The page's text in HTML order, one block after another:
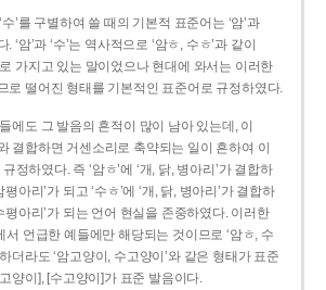
수’를 구별하여 쓸 때의 기본적 표준어는 ‘암’과
‘암’과 ‘수’는 역사적으로 ‘암ㅎ, 수ㅎ’과 같이
가지고 있는 말이었으나 현대에 와서는 이러한
로 떨어진 형태를 기본적인 표준어로 규정하였다.
에도 그 발음의 흔적이 많이 남아 있는데, 이
결합하면 거센소리로 축약되는 일이 흔하여 이
정하였다. 즉 ‘암ㅎ’에 ‘개, 닭, 병아리’가 결합하
아리’가 되고 ‘수ㅎ’에 ‘개, 닭, 병아리’가 결합하
평아리’가 되는 언어 현실을 존중하였다. 이러한
서 언급한 예들에만 해당되는 것이므로 ‘암ㅎ, 수
하더라도 ‘암고양이, 수고양이’와 같은 형태가 표준
양이], [수고양이]가 표준 발음이다.